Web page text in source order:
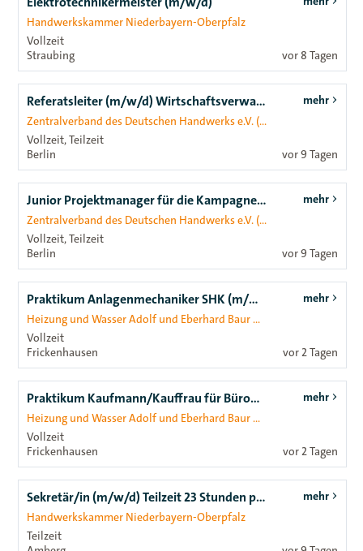
Handwerkskammer Niederbayern-Oberpfalz
Vollzeit
Straubing
vor 8 Tagen
Referatsleiter (m/w/d) Wirtschaftsverwaltungsrecht
Zentralverband des Deutschen Handwerks e.V. (ZDH)
Vollzeit, Teilzeit
Berlin
mehr
vor 9 Tagen
Junior Projektmanager für die Kampagne von „DAS HANDWERK“ (m/w/d)
Zentralverband des Deutschen Handwerks e.V. (ZDH)
Vollzeit, Teilzeit
Berlin
mehr
vor 9 Tagen
Praktikum Anlagenmechaniker SHK (m/w/d)
Heizung und Wasser Adolf und Eberhard Baur GmbH
Vollzeit
Frickenhausen
mehr
vor 2 Tagen
Praktikum Kaufmann/Kauffrau für Büromanagement (m/w/d)
Heizung und Wasser Adolf und Eberhard Baur GmbH
Vollzeit
Frickenhausen
mehr
vor 2 Tagen
Sekretär/in (m/w/d) Teilzeit 23 Stunden pro Woche (Mi - Fr)
Handwerkskammer Niederbayern-Oberpfalz
Teilzeit
mehr